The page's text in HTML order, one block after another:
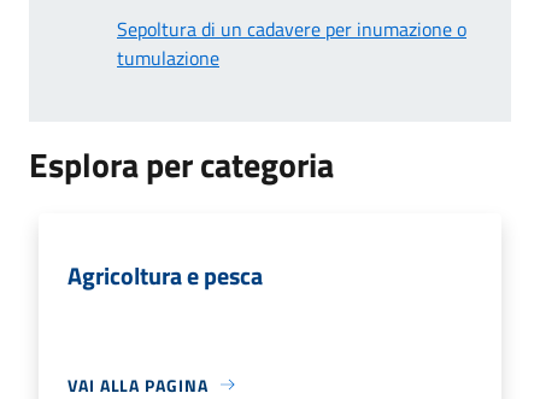
Sepoltura di un cadavere per inumazione o
tumulazione
Esplora per categoria
Agricoltura e pesca
VAI ALLA PAGINA